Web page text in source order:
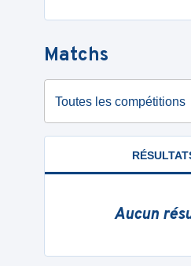
Matchs
Toutes les compétitions
Aucun